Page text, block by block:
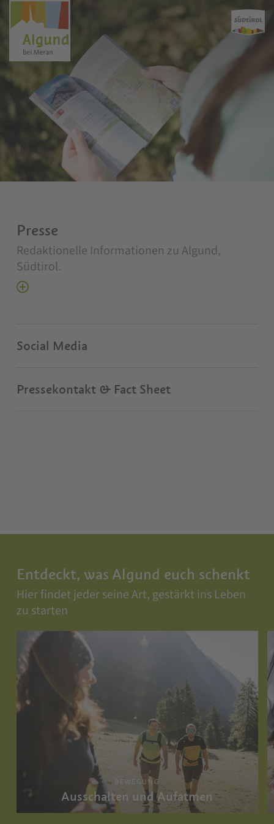
Presse
Redaktionelle Informationen zu Algund,
Südtirol.
Social Media
Pressekontakt & Fact Sheet
Entdeckt, was Algund euch schenkt
Hier findet jeder seine Art, gestärkt ins Leben
zu starten
BEWEGUNG
Ausschalten und Aufatmen